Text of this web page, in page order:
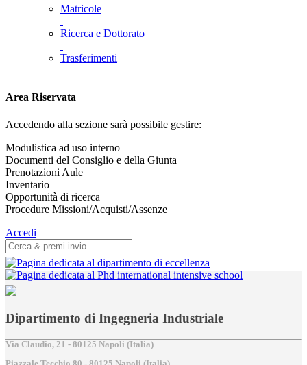
Matricole
Ricerca e Dottorato
Trasferimenti
Area Riservata
Accedendo alla sezione sarà possibile gestire:
Modulistica ad uso interno
Documenti del Consiglio e della Giunta
Prenotazioni Aule
Inventario
Opportunità di ricerca
Procedure Missioni/Acquisti/Assenze
Accedi
Dipartimento di Ingegneria Industriale
Via Claudio, 21 - 80125 Napoli (Italia)